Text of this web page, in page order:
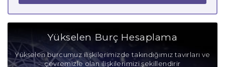
Yükselen Burç Hesaplama
Yükselen burcumuz ilişkilerimizde takındığımız tavırları ve
çevremizle olan ilişkilerimizi şekillendirir